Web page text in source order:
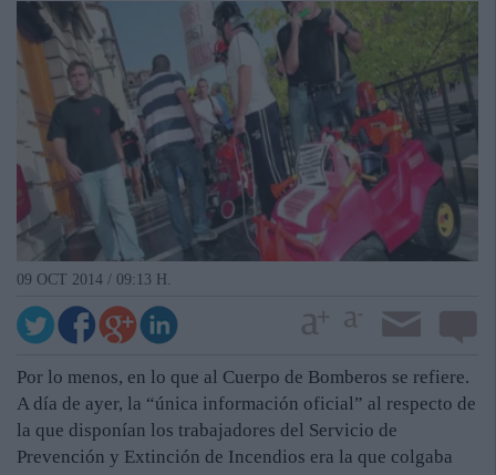
09 OCT 2014 / 09:13 H.
Por lo menos, en lo que al Cuerpo de Bomberos se refiere.
A día de ayer, la “única información oficial” al respecto de
la que disponían los trabajadores del Servicio de
Prevención y Extinción de Incendios era la que colgaba